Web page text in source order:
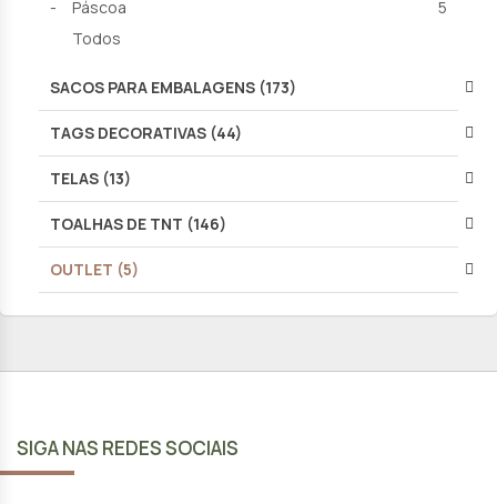
Páscoa
5
Todos
SACOS PARA EMBALAGENS (173)
TAGS DECORATIVAS (44)
TELAS (13)
TOALHAS DE TNT (146)
OUTLET (5)
SIGA NAS REDES SOCIAIS